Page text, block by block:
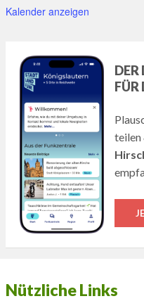
Kalender anzeigen
DER
FÜR
teilen
Nützliche Links